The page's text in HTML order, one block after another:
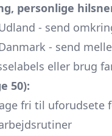
personlige
- send
- send
eller brug
50):
fri til uforudsete